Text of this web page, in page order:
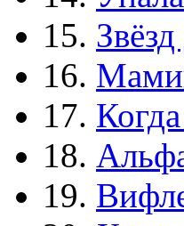
15.
16.
17.
18.
19.